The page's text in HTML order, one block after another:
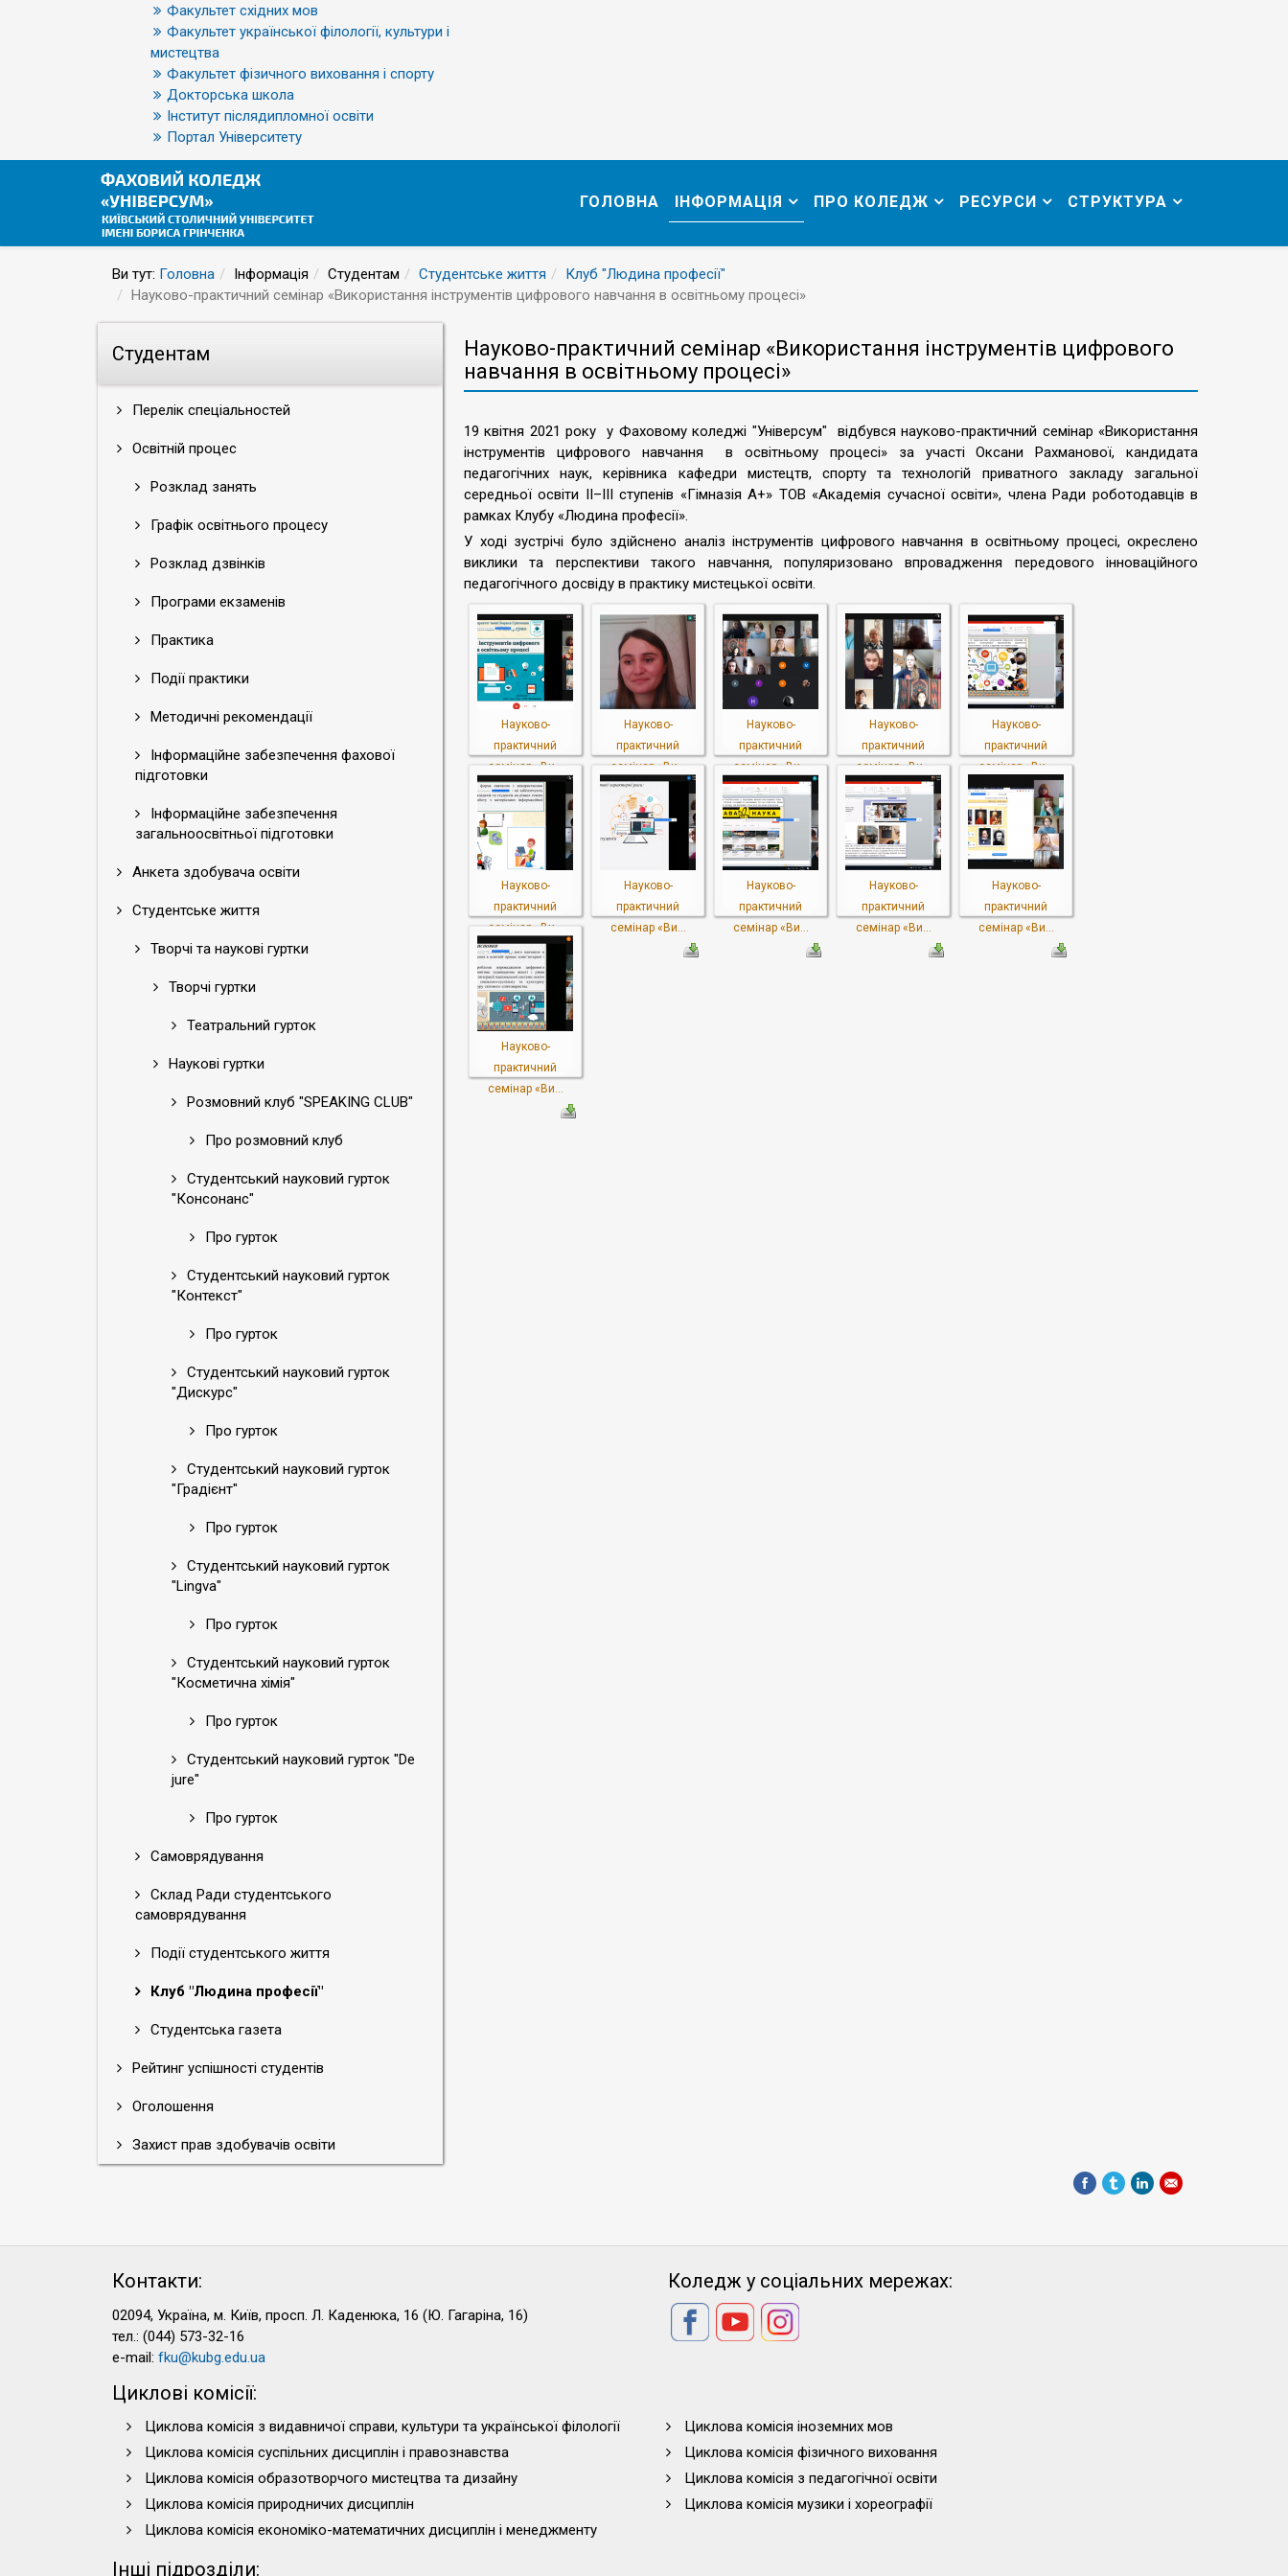
Факультет східних мов
Факультет української філології, культури і
мистецтва
Факультет фізичного виховання і спорту
Докторська школа
Інститут післядипломної освіти
Портал Університету
ГОЛОВНА ІНФОРМАЦІЯ ПРО КОЛЕДЖ РЕСУРСИ СТРУКТУРА
Ви тут: Головна Інформація Студентам Студентське життя
Клуб "Людина професії"
Науково-практичний семінар «Використання інструментів цифрового навчання в освітньому процесі»
Студентам
Перелік спеціальностей
Освітній процес
Розклад занять
Графік освітнього процесу
Розклад дзвінків
Програми екзаменів
Практика
Події практики
Методичні рекомендації
Інформаційне забезпечення фахової
підготовки
Інформаційне забезпечення
загальноосвітньої підготовки
Анкета здобувача освіти
Студентське життя
Творчі та наукові гуртки
Творчі гуртки
Театральний гурток
Наукові гуртки
Розмовний клуб "SPEAKING CLUB"
Про розмовний клуб
Студентський науковий гурток
"Консонанс"
Про гурток
Студентський науковий гурток
"Контекст"
Про гурток
Студентський науковий гурток
"Дискурс"
Про гурток
Студентський науковий гурток
"Градієнт"
Про гурток
Студентський науковий гурток
"Lingva"
Про гурток
Студентський науковий гурток
"Косметична хімія"
Про гурток
Студентський науковий гурток "De
jure"
Про гурток
Самоврядування
Склад Ради студентського
самоврядування
Події студентського життя
Клуб "Людина професії"
Студентська газета
Рейтинг успішності студентів
Оголошення
Захист прав здобувачів освіти
Науково-практичний семінар «Використання інструментів цифрового
навчання в освітньому процесі»
19 квітня 2021 року у Фаховому коледжі "Універсум" відбувся науково-практичний семінар «Використання
інструментів цифрового навчання в освітньому процесі» за участі Оксани Рахманової, кандидата
педагогічних наук, керівника кафедри мистецтв, спорту та технологій приватного закладу загальної
середньої освіти II–III ступенів «Гімназія А+» ТОВ «Академія сучасної освіти», члена Ради роботодавців в
рамках Клубу «Людина професії».
У ході зустрічі було здійснено аналіз інструментів цифрового навчання в освітньому процесі, окреслено
виклики та перспективи такого навчання, популяризовано впровадження передового інноваційного
педагогічного досвіду в практику мистецької освіти.
Науково-
практичний
семінар «Ви...
Науково-
практичний
семінар «Ви...
Науково-
практичний
семінар «Ви...
Науково-
практичний
семінар «Ви...
Науково-
практичний
семінар «Ви...
Науково-
практичний
семінар «Ви...
Науково-
практичний
семінар «Ви...
Науково-
практичний
семінар «Ви...
Науково-
практичний
семінар «Ви...
Науково-
практичний
семінар «Ви...
Науково-
практичний
семінар «Ви...
Контакти:
02094, Україна, м. Київ, просп. Л. Каденюка, 16 (Ю. Гагаріна, 16)
тел.: (044) 573-32-16
e-mail: fku@kubg.edu.ua
Коледж у соціальних мережах:
Циклові комісії:
Циклова комісія з видавничої справи, культури та української філології
Циклова комісія іноземних мов
Циклова комісія суспільних дисциплін і правознавства
Циклова комісія фізичного виховання
Циклова комісія образотворчого мистецтва та дизайну
Циклова комісія з педагогічної освіти
Циклова комісія природничих дисциплін
Циклова комісія музики і хореографії
Циклова комісія економіко-математичних дисциплін і менеджменту
Інші підрозділи: